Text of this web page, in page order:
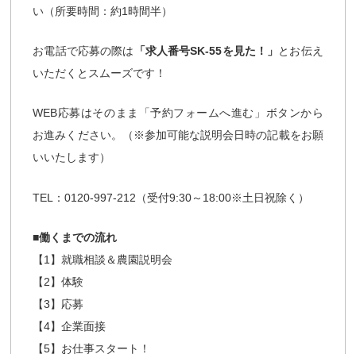
い（所要時間：約1時間半）
お電話で応募の際は 「求人番号SK-55を見た！」 とお伝え
いただくとスムーズです！
WEB応募はそのまま「予約フォームへ進む」ボタンから
お進みください。（※参加可能な説明会日時の記載をお願
いいたします）
TEL：0120-997-212（受付9:30～18:00※土日祝除く）
■働くまでの流れ
【1】就職相談＆農園説明会
【2】体験
【3】応募
【4】企業面接
【5】お仕事スタート！